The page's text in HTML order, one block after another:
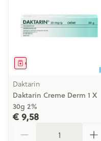
Geneesmiddel
Daktarin
Daktarin Creme Derm 1 X
30g 2%
€ 9,58